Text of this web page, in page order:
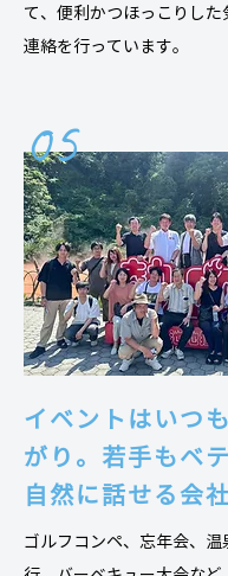
て、便利かつほっこりした
連絡を行っています。
05
イベントはいつ
がり。若手もベ
自然に話せる会社
ゴルフコンペ、忘年会、温